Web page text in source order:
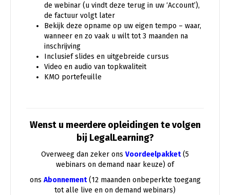
de webinar (u vindt deze terug in uw ‘Account’),
de factuur volgt later
Bekijk deze opname op uw eigen tempo – waar,
wanneer en zo vaak u wilt tot 3 maanden na
inschrijving
Inclusief slides en uitgebreide cursus
Video en audio van topkwaliteit
KMO portefeuille
Wenst u meerdere opleidingen te volgen
bij LegalLearning?
Overweeg dan zeker ons Voordeelpakket(5
webinars on demand naar keuze) of
ons Abonnement(12 maanden onbeperkte toegang
tot alle live en on demand webinars)